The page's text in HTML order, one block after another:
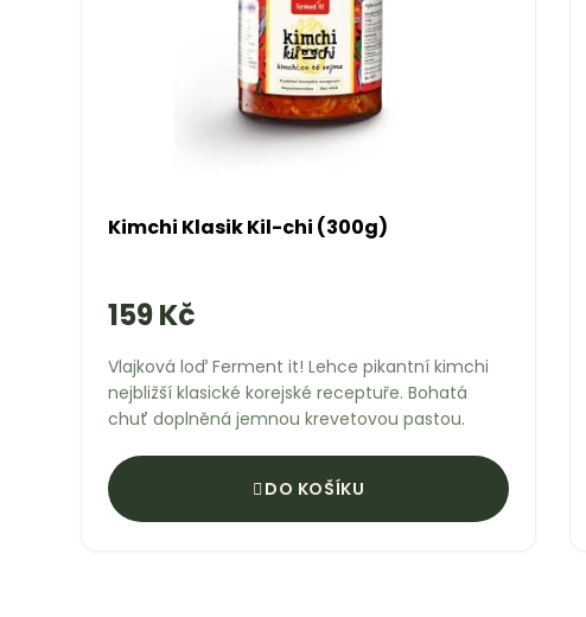
Kimchi Klasik Kil-chi (300g)
159 Kč
DO KOŠÍKU
Vlajková loď Ferment it! Lehce pikantní kimchi
nejbližší klasické korejské receptuře. Bohatá
chuť doplněná jemnou krevetovou pastou.